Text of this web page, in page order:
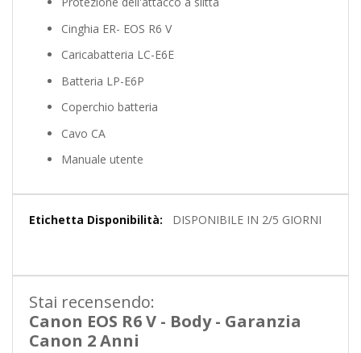
Cinghia ER- EOS R6 V
Caricabatteria LC-E6E
Batteria LP-E6P
Coperchio batteria
Cavo CA
Manuale utente
Maggiori
DISPONIBILE IN 2/5 GIORNI
Stai recensendo:
Canon EOS R6 V - Body - Garanzia
Canon 2 Anni